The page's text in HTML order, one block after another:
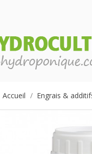
Accueil Engrais &